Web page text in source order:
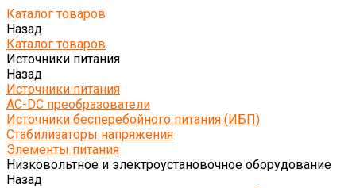
Каталог товаров
Назад
Каталог товаров
Источники питания
Назад
Источники питания
AC-DC преобразователи
Источники бесперебойного питания (ИБП)
Стабилизаторы напряжения
Элементы питания
Низковольтное и электроустановочное оборудование
Назад